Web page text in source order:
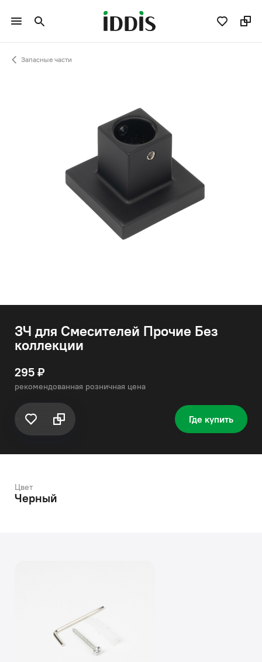
Запасные части
ЗЧ для Смесителей Прочие Без
коллекции
295 ₽
рекомендованная розничная цена
Где купить
Цвет
Черный